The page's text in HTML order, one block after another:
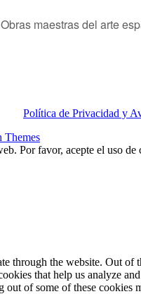
maestras del arte
Política de Privacidad y
Themes
Por favor, acepte el uso
the website. Out of
that help us analyze
of some of these cookies